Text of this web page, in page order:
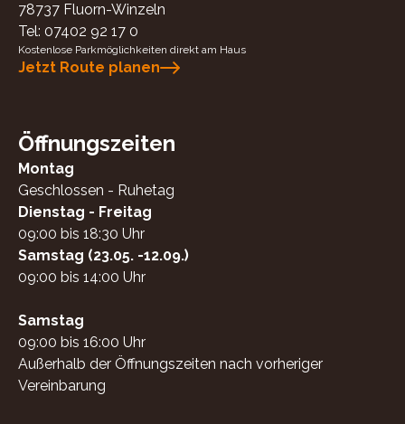
78737 Fluorn-Winzeln
Tel: 07402 92 17 0
Kostenlose Parkmöglichkeiten direkt am Haus
Jetzt Route planen
Öffnungszeiten
Montag
Geschlossen - Ruhetag
Dienstag - Freitag
09:00 bis 18:30 Uhr
Samstag (23.05. -12.09.)
09:00 bis 14:00 Uhr
Samstag
09:00 bis 16:00 Uhr
Außerhalb der Öffnungszeiten nach vorheriger
Vereinbarung